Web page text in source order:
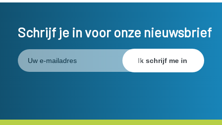
Schrijf je in voor onze nieuwsbrief